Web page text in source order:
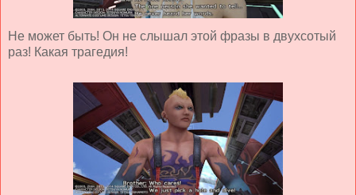
Не может быть! Он не слышал этой фразы в двухсотый
раз! Какая трагедия!